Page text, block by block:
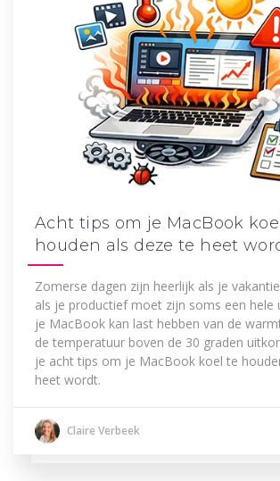
Acht tips om je MacBook
houden als deze te heet
Zomerse dagen zijn heerlijk als je
als je productief moet zijn soms een hele
je MacBook kan last hebben van de
de temperatuur boven de 30 graden
je acht tips om je MacBook koel te
heet wordt.
Claire Verbeek